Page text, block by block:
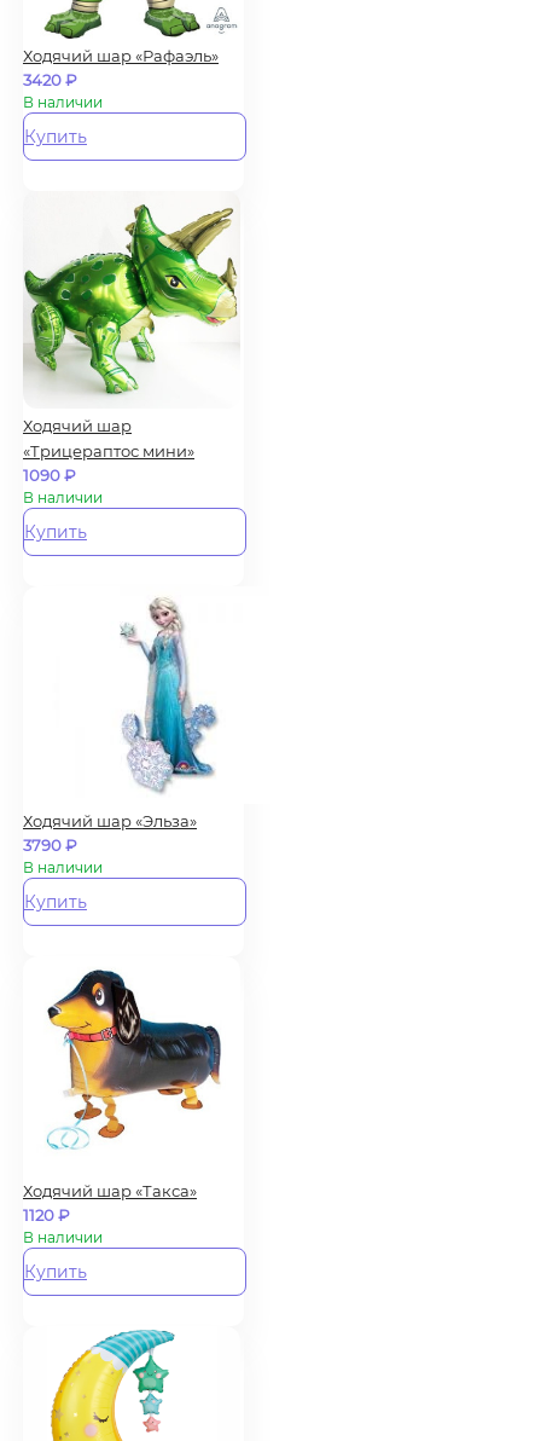
Ходячий шар «Рафаэль»
3420₽
В наличии
Купить
Ходячий шар
«Трицераптос мини»
1090₽
В наличии
Купить
Ходячий шар «Эльза»
3790₽
В наличии
Купить
Ходячий шар «Такса»
1120₽
В наличии
Купить